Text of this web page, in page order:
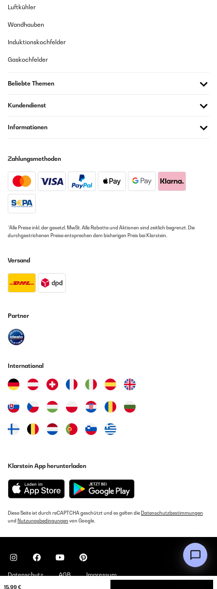
15,99 €
Luftkühler
Wandhauben
Induktionskochfelder
Gaskochfelder
Beliebte Themen
Kundendienst
Informationen
Zahlungsmethoden
*Alle Preise inkl. der gesetzl. MwSt. Alle Rabatte und Aktionen sind zeitlich begrenzt. Die
durchgestrichenen Preise entsprechen dem bisherigen Preis bei Klarstein.
Versand
Partner
International
Klarstein App herunterladen
Diese Seite ist durch reCAPTCHA geschützt und es gelten die Datenschutzbestimmungen
und Nutzungsbedingungen von Google.
Datenschutz AGB Impressum